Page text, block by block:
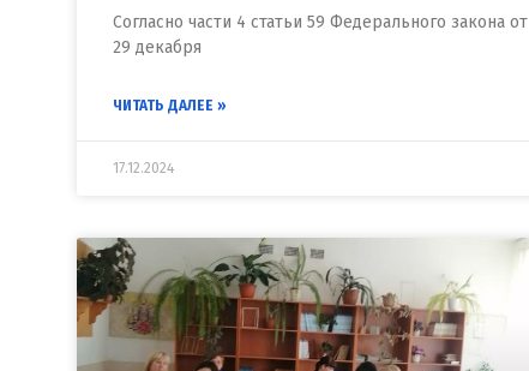
Согласно части 4 статьи 59 Федерального закона от
29 декабря
ЧИТАТЬ ДАЛЕЕ »
17.12.2024